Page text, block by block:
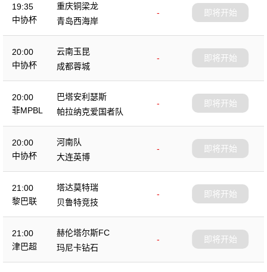
19:35
中协杯
重庆铜梁龙
-
青岛西海岸
即将开始
20:00
中协杯
云南玉昆
-
成都蓉城
即将开始
20:00
菲MPBL
巴塔安利瑟斯
-
帕拉纳克爱国者队
即将开始
20:00
中协杯
河南队
-
大连英博
即将开始
21:00
黎巴联
塔达莫特瑞
-
贝鲁特竞技
即将开始
21:00
津巴超
赫伦塔尔斯FC
-
玛尼卡钻石
即将开始